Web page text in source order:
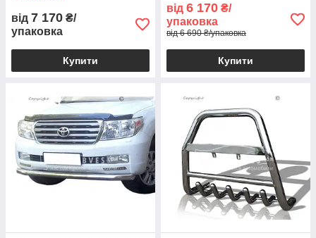
від 7 170 ₴/
упаковка
Купити
від 6 170 ₴/
упаковка
від 6 690 ₴/упаковка
Купити